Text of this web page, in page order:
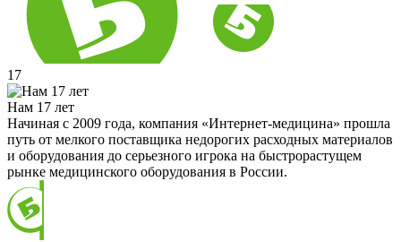
17
Нам 17 лет
Начиная с 2009 года, компания «Интернет-медицина» прошла
путь от мелкого поставщика недорогих расходных материалов
и оборудования до серьезного игрока на быстрорастущем
рынке медицинского оборудования в России.